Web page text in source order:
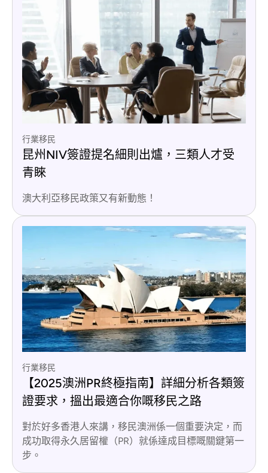
行業移民
昆州NIV簽證提名細則出爐，三類人才受
青睞
澳大利亞移民政策又有新動態！
行業移民
【2025澳洲PR終極指南】詳細分析各類簽
證要求，搵出最適合你嘅移民之路
對於好多香港人來講，移民澳洲係一個重要決定，而
成功取得永久居留權（PR）就係達成目標嘅關鍵第一
步。